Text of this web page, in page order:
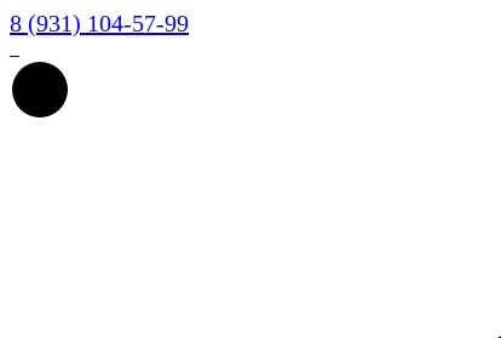
8 (931) 104-57-99